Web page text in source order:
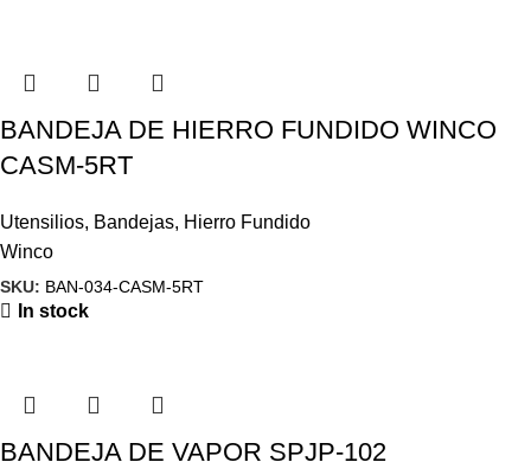
BANDEJA DE HIERRO FUNDIDO WINCO
CASM-5RT
Utensilios, Bandejas, Hierro Fundido
Winco
SKU: BAN-034-CASM-5RT
In stock
BANDEJA DE VAPOR SPJP-102